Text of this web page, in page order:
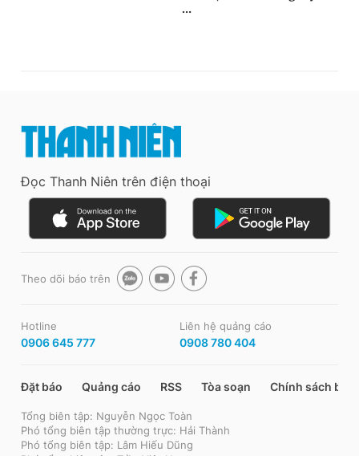
Đọc Thanh Niên trên điện thoại
Theo dõi báo trên
Hotline
0906 645 777
Liên hệ quảng cáo
0908 780 404
Đặt báo Quảng cáo RSS Tòa soạn Chính sách bảo
Tổng biên tập: Nguyễn Ngọc Toàn
Phó tổng biên tập thường trực: Hải Thành
Phó tổng biên tập: Lâm Hiếu Dũng